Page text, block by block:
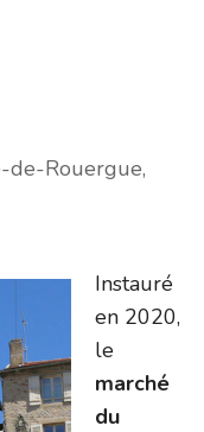
de-Rouergue,
Instauré
en 2020,
le
marché
du